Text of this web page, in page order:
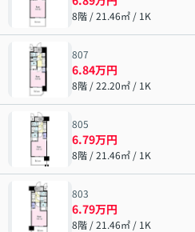
8階 / 21.46㎡ / 1K
807
6.84万円
8階 / 22.20㎡ / 1K
805
6.79万円
8階 / 21.46㎡ / 1K
803
6.79万円
8階 / 21.46㎡ / 1K